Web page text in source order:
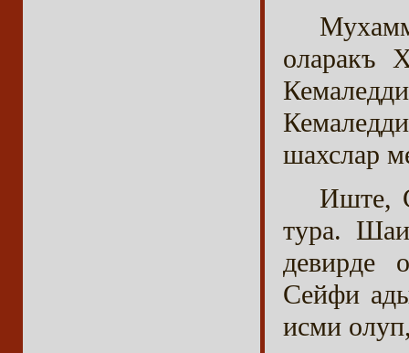
оларакъ
шахслар
Иште,
тура.
девирде
Сейфи
исми